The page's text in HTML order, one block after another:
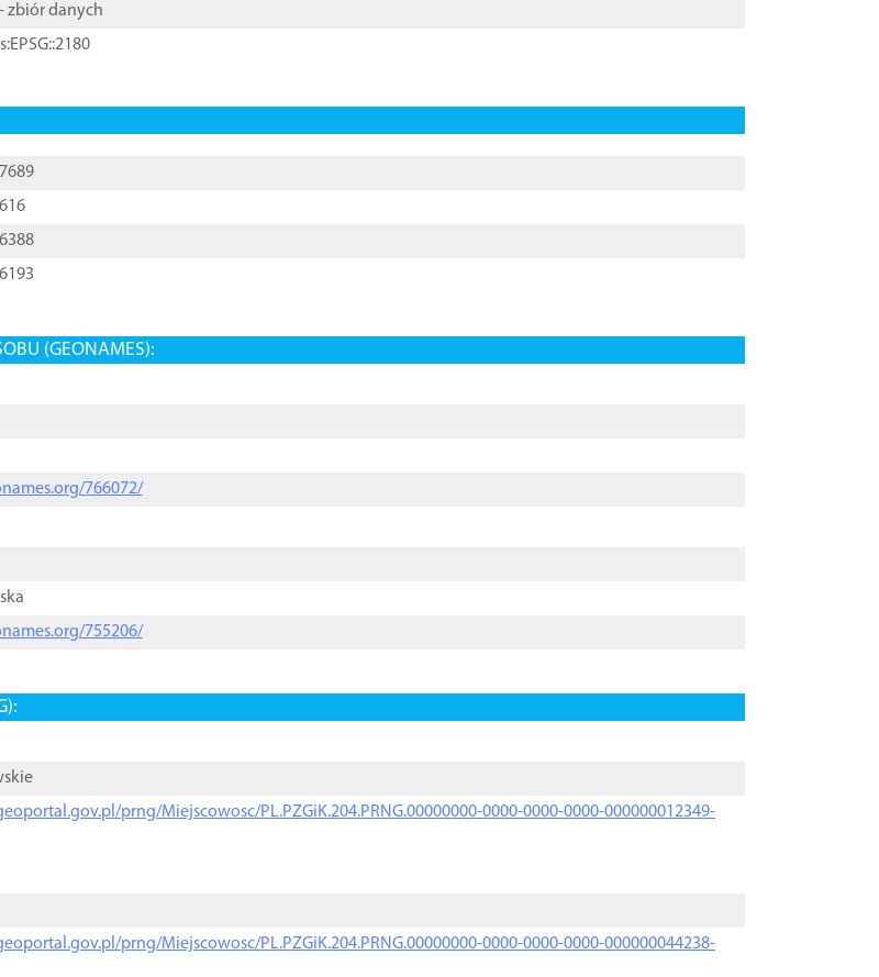
] - zbiór danych
(GEONAMES):
766072/
755206/
prng/Miejscowosc/PL.PZGiK.204.PRNG.00000000-0000-0000-0000-000000012349-
prng/Miejscowosc/PL.PZGiK.204.PRNG.00000000-0000-0000-0000-000000044238-